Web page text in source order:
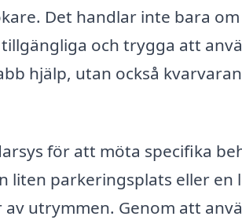
Det handlar inte bara
och trygga att
hjälp, utan också
för att möta specifika
liten parkeringsplats eller en
utrymmen. Genom att